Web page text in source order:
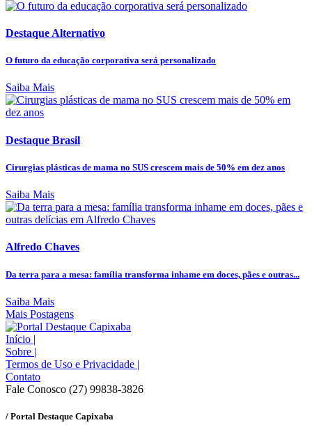
Destaque Alternativo
O futuro da educação corporativa será personalizado
Saiba Mais
Destaque Brasil
Cirurgias plásticas de mama no SUS crescem mais de 50% em dez anos
Saiba Mais
Alfredo Chaves
Da terra para a mesa: família transforma inhame em doces, pães e outras...
Saiba Mais
Mais Postagens
Início |
Sobre |
Termos de Uso e Privacidade |
Contato
Fale Conosco (27) 99838-3826
/ Portal Destaque Capixaba